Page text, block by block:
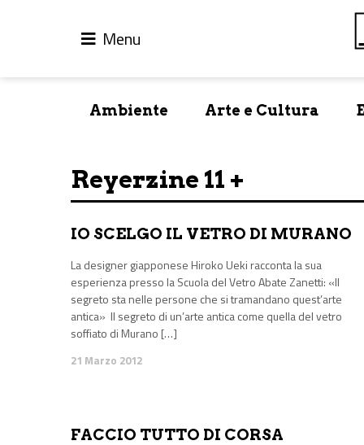
Menu
Ambiente Arte e Cultura
Reyerzine 11 +
IO SCELGO IL VETRO DI MURANO
La designer giapponese Hiroko Ueki racconta la sua
esperienza presso la Scuola del Vetro Abate Zanetti: «Il
segreto sta nelle persone che si tramandano quest’arte
antica» Il segreto di un’arte antica come quella del vetro
soffiato di Murano […]
21 Marzo 2012
FACCIO TUTTO DI CORSA